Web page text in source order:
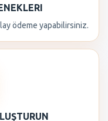
ödeme yapabilirsiniz.